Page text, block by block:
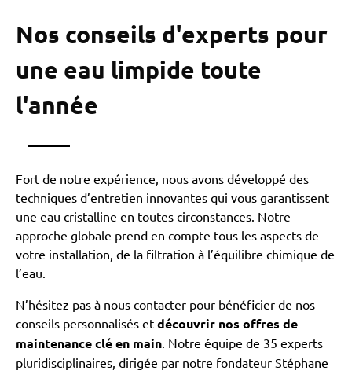
Nos conseils d'experts pour
une eau limpide toute
l'année
Fort de notre expérience, nous avons développé des
techniques d’entretien innovantes qui vous garantissent
une eau cristalline en toutes circonstances. Notre
approche globale prend en compte tous les aspects de
votre installation, de la filtration à l’équilibre chimique de
l’eau.
N’hésitez pas à nous contacter pour bénéficier de nos
conseils personnalisés et découvrir nos offres de
maintenance clé en main. Notre équipe de 35 experts
pluridisciplinaires, dirigée par notre fondateur Stéphane